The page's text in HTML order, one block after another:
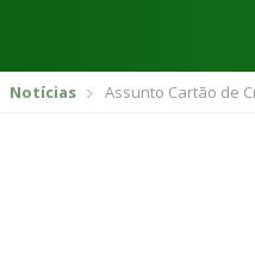
Notícias Assunto Cartão de